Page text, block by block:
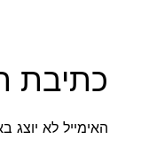
כתיבת
האימייל לא יוצג